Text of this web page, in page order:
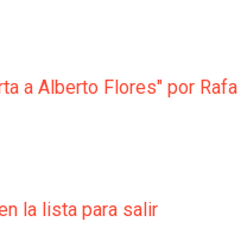
a Alberto Flores" por Rafa
la lista para salir